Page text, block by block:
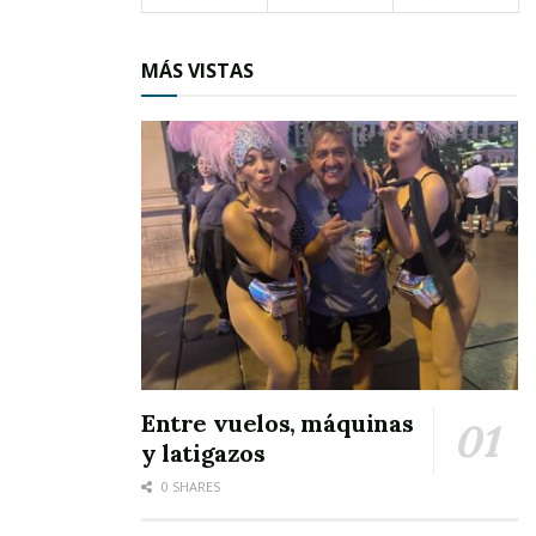
general Juan
José Reyes la
salir el papá
de Beatriz, sale ella misma a recibirlo con
garrote en mano. Es cuando tienen esa riña
hilarante y el general le dice a Beatriz que “los
garrotazos se dan después del matrimonio; no
MÁS VISTAS
Entre vuelos, máquinas
y latigazos
0 SHARES